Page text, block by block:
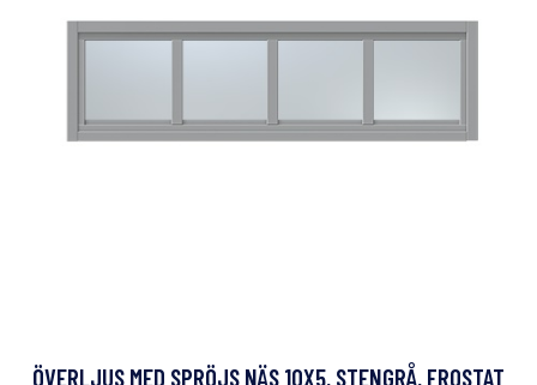
ÖVERLJUS MED SPRÖJS NÄS 10X5, STENGRÅ, FROSTAT